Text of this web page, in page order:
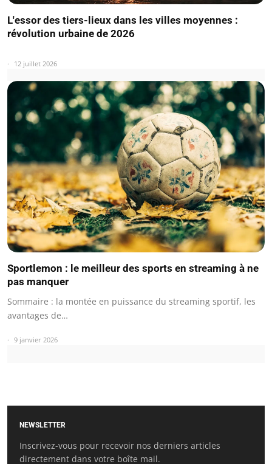
L'essor des tiers-lieux dans les villes moyennes :
révolution urbaine de 2026
12 juillet 2026
Sportlemon : le meilleur des sports en streaming à ne
pas manquer
Sommaire : la montée en puissance du streaming sportif, les
avantages de…
9 janvier 2026
NEWSLETTER
Inscrivez-vous pour recevoir nos derniers articles
directement dans votre boîte mail.